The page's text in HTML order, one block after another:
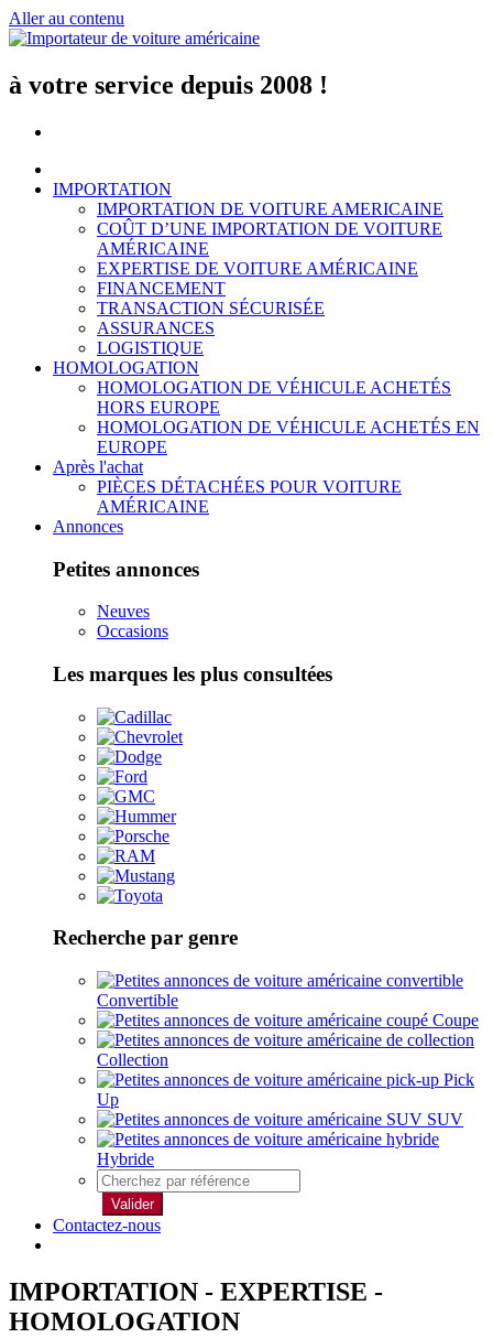
Aller au contenu
à votre service depuis 2008 !
IMPORTATION
IMPORTATION DE VOITURE AMERICAINE
COÛT D’UNE IMPORTATION DE VOITURE
AMÉRICAINE
EXPERTISE DE VOITURE AMÉRICAINE
FINANCEMENT
TRANSACTION SÉCURISÉE
ASSURANCES
LOGISTIQUE
HOMOLOGATION
HOMOLOGATION DE VÉHICULE ACHETÉS
HORS EUROPE
HOMOLOGATION DE VÉHICULE ACHETÉS EN
EUROPE
Après l'achat
PIÈCES DÉTACHÉES POUR VOITURE
AMÉRICAINE
Annonces
Petites annonces
Neuves
Occasions
Les marques les plus consultées
Recherche par genre
Convertible
Coupe
Collection
Pick
Up
SUV
Hybride
Valider
Contactez-nous
IMPORTATION - EXPERTISE -
HOMOLOGATION